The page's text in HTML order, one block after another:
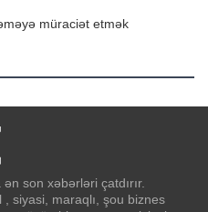
müraciət etmək
son xəbərləri çatdırır.
siyasi, maraqlı, şou biznes